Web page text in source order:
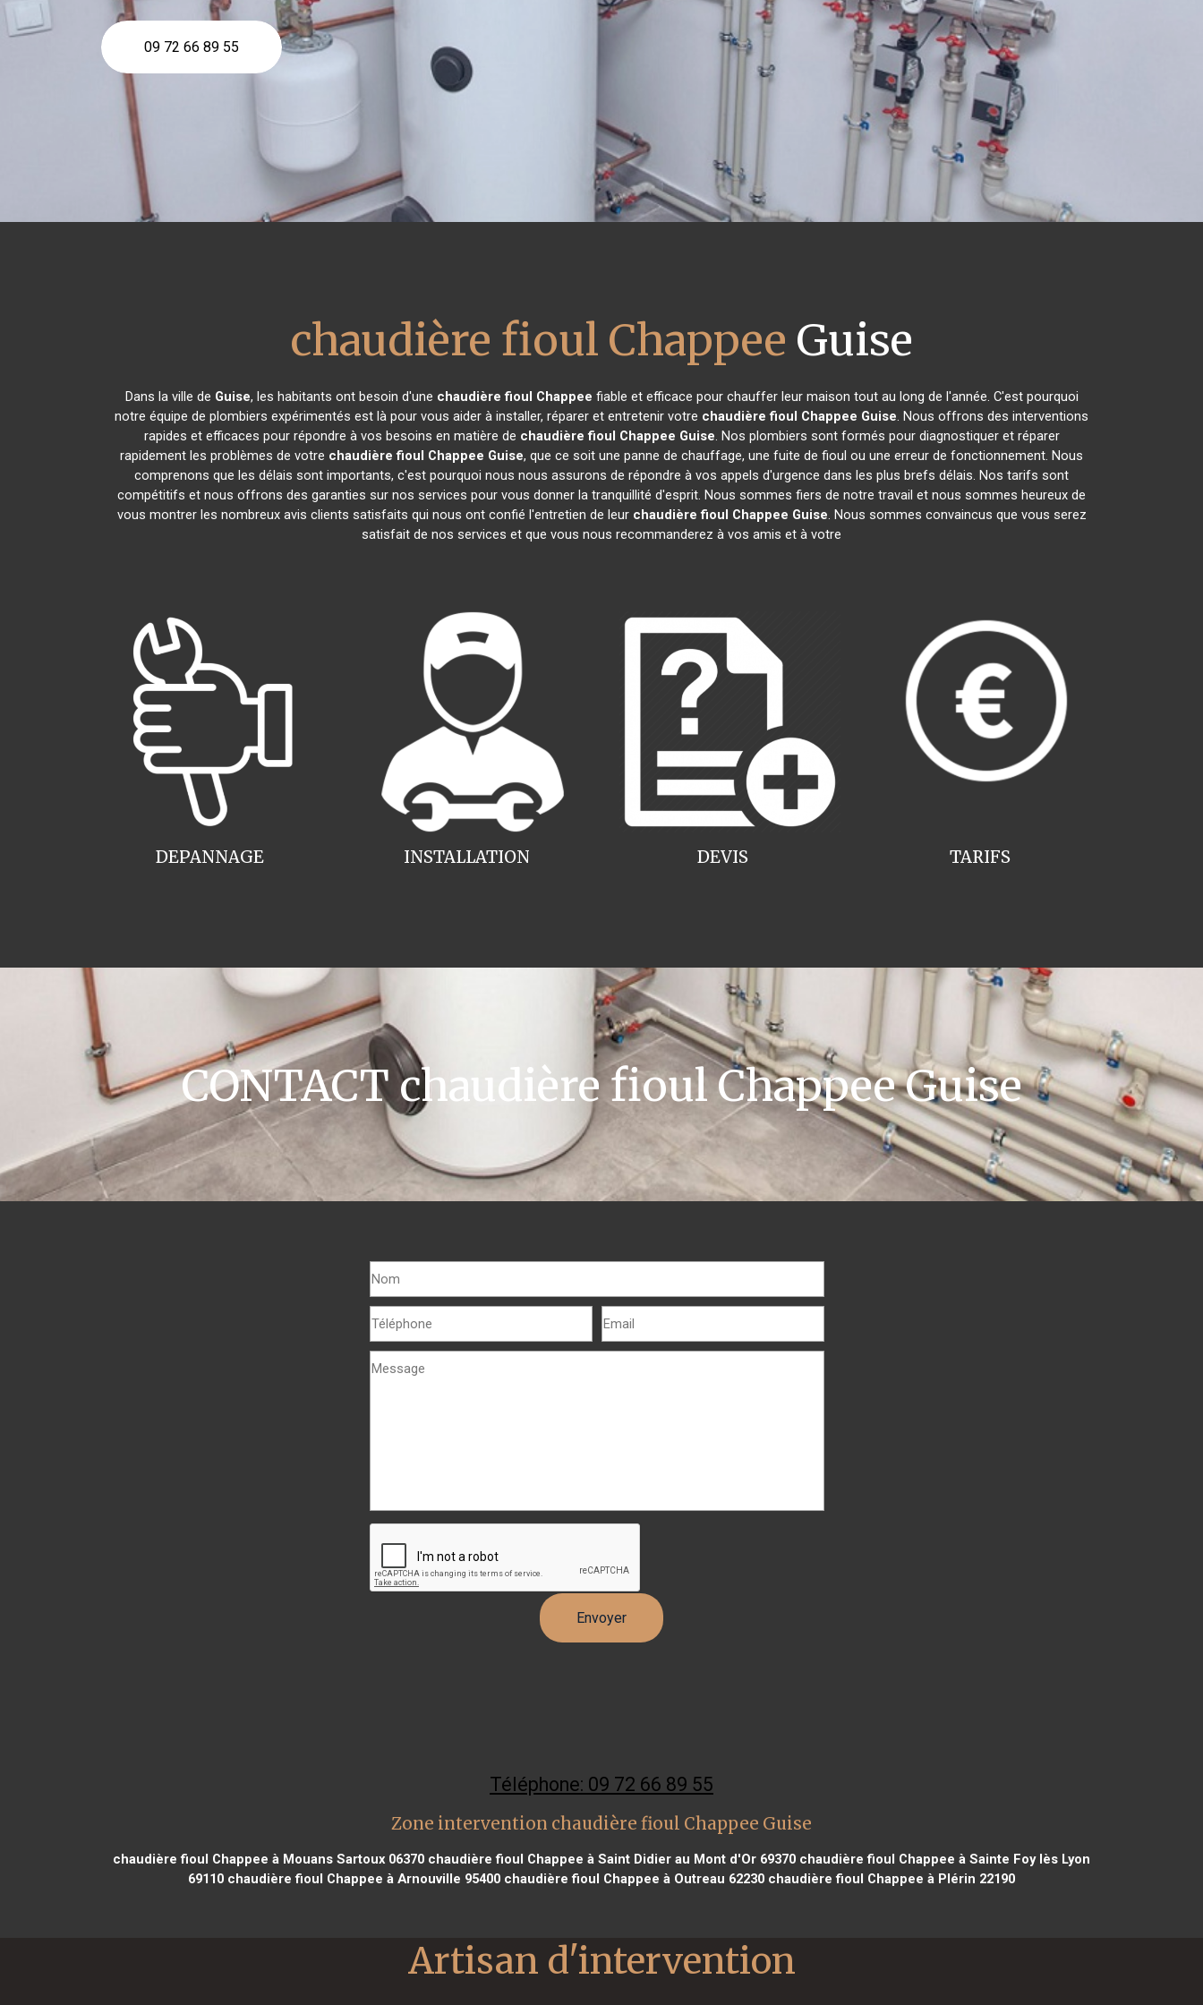
09 72 66 89 55
chaudière fioul Chappee Guise
Dans la ville de Guise, les habitants ont besoin d'une chaudière fioul Chappee fiable et efficace pour chauffer leur maison tout au long de l'année. C'est pourquoi
notre équipe de plombiers expérimentés est là pour vous aider à installer, réparer et entretenir votre chaudière fioul Chappee Guise. Nous offrons des interventions
rapides et efficaces pour répondre à vos besoins en matière de chaudière fioul Chappee Guise. Nos plombiers sont formés pour diagnostiquer et réparer
rapidement les problèmes de votre chaudière fioul Chappee Guise, que ce soit une panne de chauffage, une fuite de fioul ou une erreur de fonctionnement. Nous
comprenons que les délais sont importants, c'est pourquoi nous nous assurons de répondre à vos appels d'urgence dans les plus brefs délais. Nos tarifs sont
compétitifs et nous offrons des garanties sur nos services pour vous donner la tranquillité d'esprit. Nous sommes fiers de notre travail et nous sommes heureux de
vous montrer les nombreux avis clients satisfaits qui nous ont confié l'entretien de leur chaudière fioul Chappee Guise. Nous sommes convaincus que vous serez
satisfait de nos services et que vous nous recommanderez à vos amis et à votre
INSTALLATION
DEPANNAGE TARIFS
DEVIS
CONTACT chaudière fioul Chappee Guise
Téléphone: 09 72 66 89 55
Zone intervention chaudière fioul Chappee Guise
chaudière fioul Chappee à Mouans Sartoux 06370 chaudière fioul Chappee à Saint Didier au Mont d'Or 69370 chaudière fioul Chappee à Sainte Foy lès Lyon
69110 chaudière fioul Chappee à Arnouville 95400 chaudière fioul Chappee à Outreau 62230 chaudière fioul Chappee à Plérin 22190
Artisan d'intervention